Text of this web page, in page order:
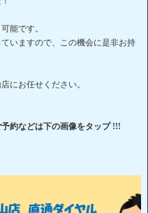
能です。
いますので、この機会に是非お持
にお任せください。
約などは下の画像をタップ !!!